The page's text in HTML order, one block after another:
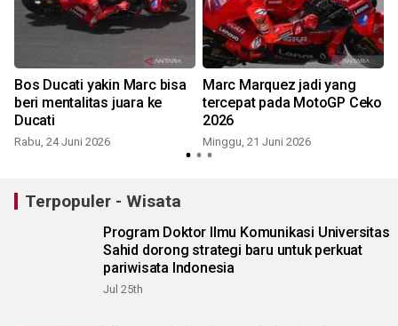
Bos Ducati yakin Marc bisa
beri mentalitas juara ke
Ducati
Rabu, 24 Juni 2026
Marc Marquez jadi yang
tercepat pada MotoGP Ceko
2026
Minggu, 21 Juni 2026
Terpopuler - Wisata
Program Doktor Ilmu Komunikasi Universitas
Sahid dorong strategi baru untuk perkuat
pariwisata Indonesia
Jul 25th